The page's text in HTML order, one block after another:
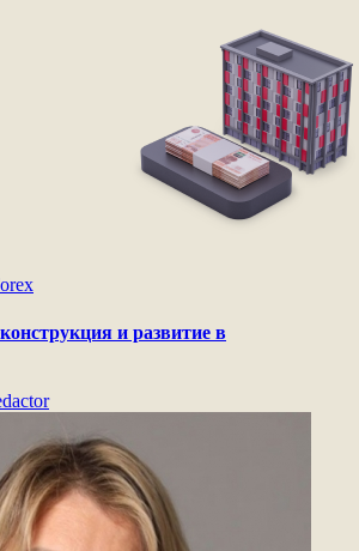
и развитие в